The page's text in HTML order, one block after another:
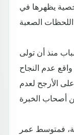
يظهرها في
منذ أن تولى
عام 1996، رغم أن واقع عدم النجاح
الدوري في 2004 يعود على الأرجح لعدم
فمتوسط عمر